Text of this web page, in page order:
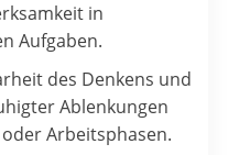
in
Aufgaben.
des Denkens und
Ablenkungen
Arbeitsphasen.